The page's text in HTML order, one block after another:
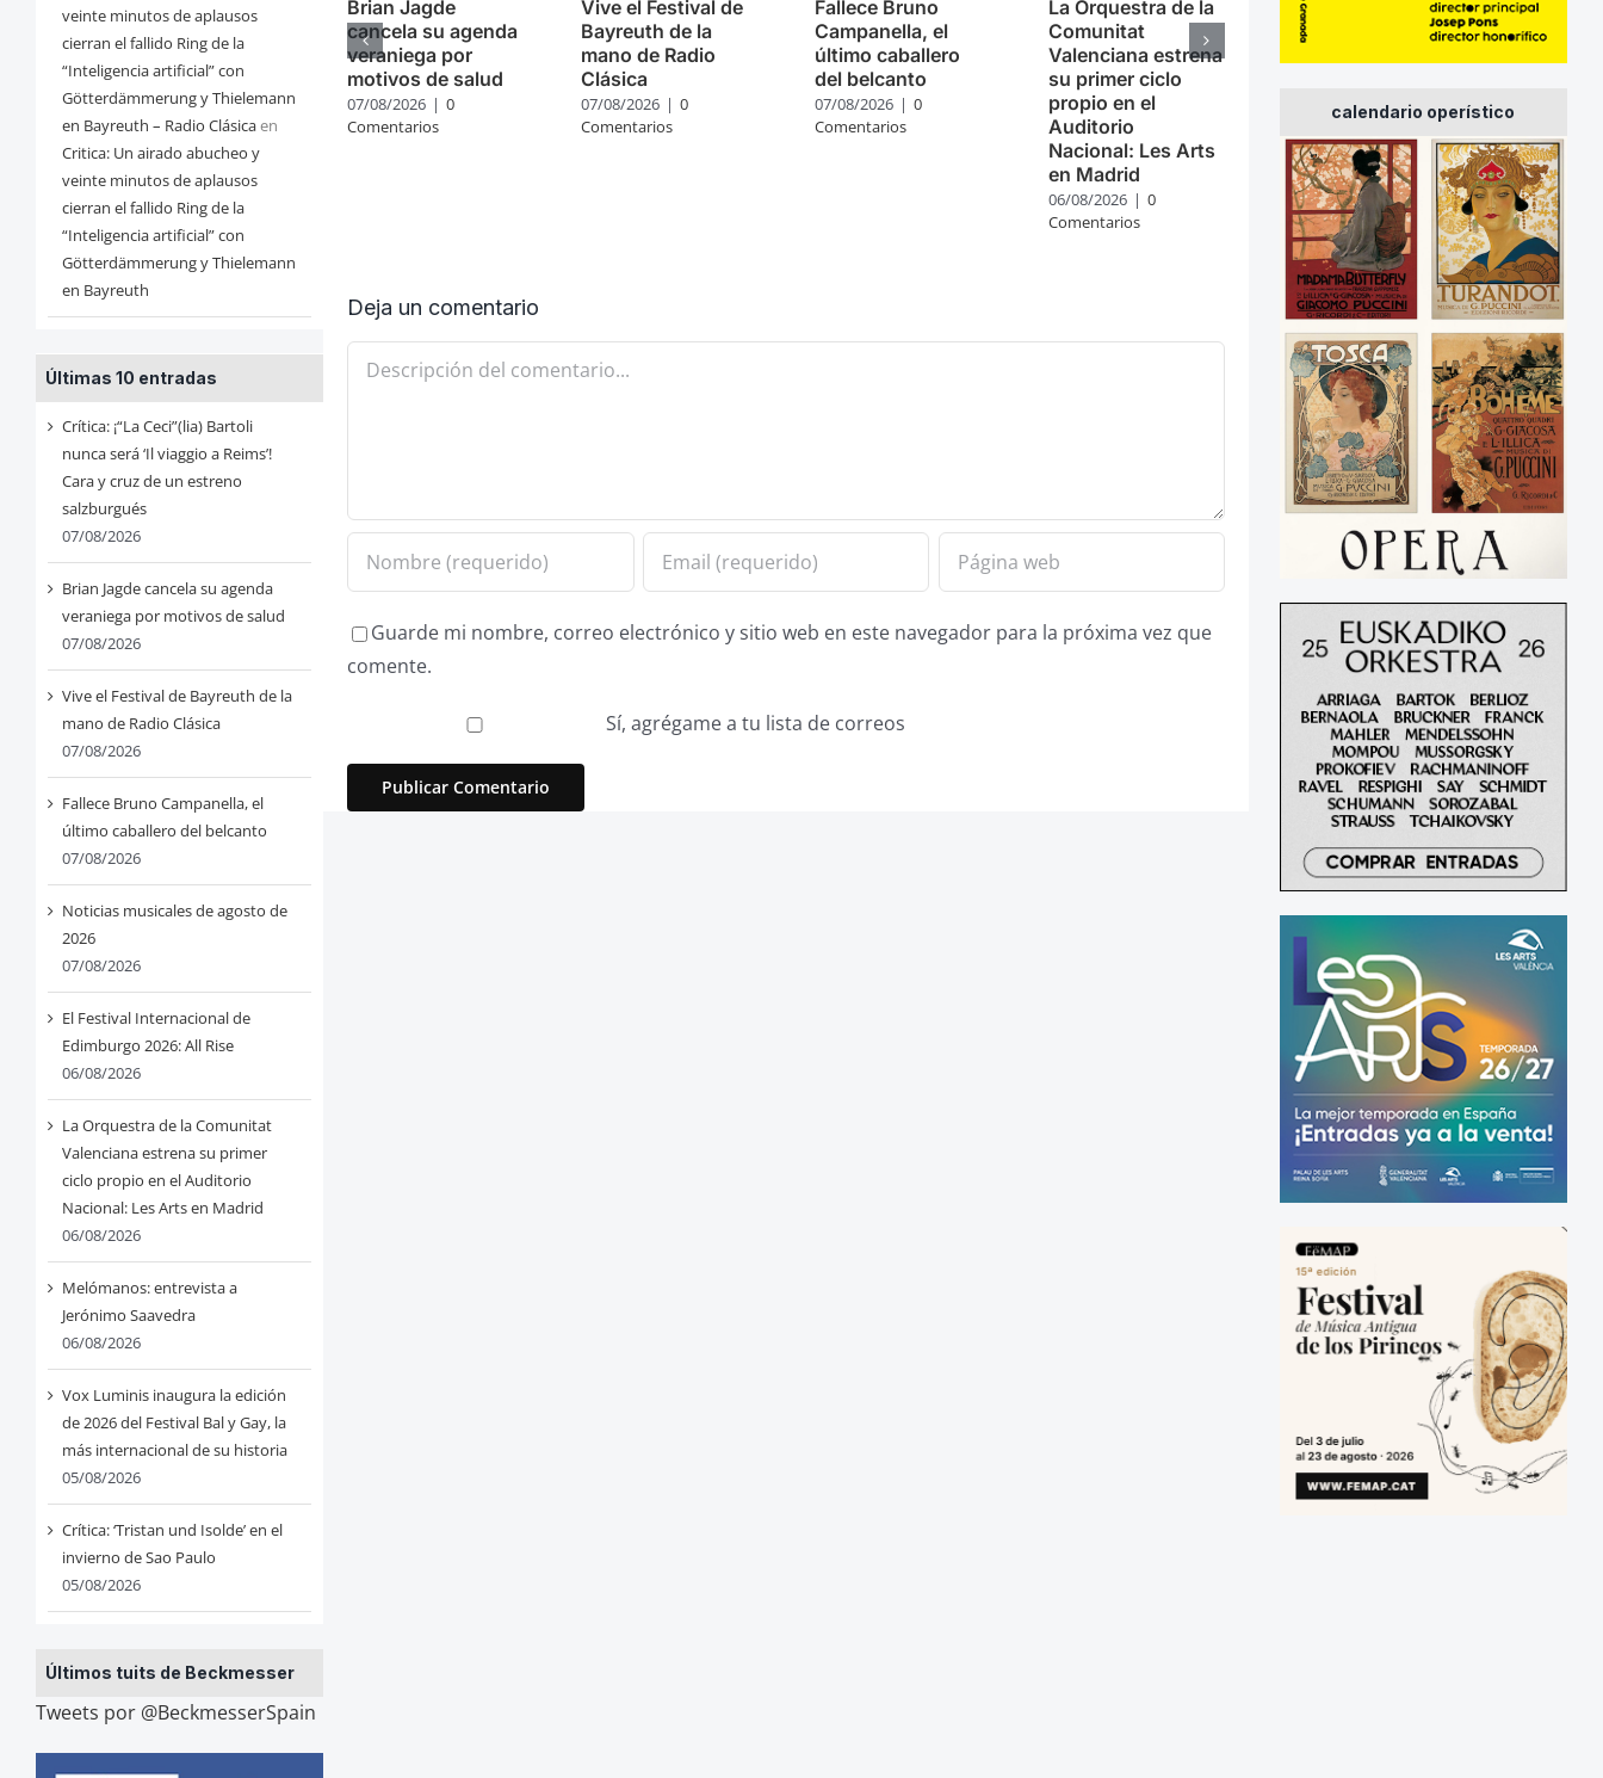
veinte minutos de aplausos
cierran el fallido Ring de la
“Inteligencia artificial” con
Götterdämmerung y Thielemann
en Bayreuth – Radio Clásicaen
Critica: Un airado abucheo y
veinte minutos de aplausos
cierran el fallido Ring de la
“Inteligencia artificial” con
Götterdämmerung y Thielemann
en Bayreuth
Últimas 10 entradas
Crítica: ¡“La Ceci”(lia) Bartoli
nunca será ‘Il viaggio a Reims’!
Cara y cruz de un estreno
salzburgués
07/08/2026
Brian Jagde cancela su agenda
veraniega por motivos de salud
07/08/2026
Vive el Festival de Bayreuth de la
mano de Radio Clásica
07/08/2026
Fallece Bruno Campanella, el
último caballero del belcanto
07/08/2026
Noticias musicales de agosto de
2026
07/08/2026
El Festival Internacional de
Edimburgo 2026: All Rise
06/08/2026
La Orquestra de la Comunitat
Valenciana estrena su primer
ciclo propio en el Auditorio
Nacional: Les Arts en Madrid
06/08/2026
Melómanos: entrevista a
Jerónimo Saavedra
06/08/2026
Vox Luminis inaugura la edición
de 2026 del Festival Bal y Gay, la
más internacional de su historia
05/08/2026
Crítica: ‘Tristan und Isolde’ en el
invierno de Sao Paulo
05/08/2026
Últimos tuits de Beckmesser
Tweets por @BeckmesserSpain
Brian Jagde
cancela su agenda
veraniega por
motivos de salud
07/08/2026 | 0
Comentarios
Vive el Festival de
Bayreuth de la
mano de Radio
Clásica
07/08/2026 | 0
Comentarios
Fallece Bruno
Campanella, el
último caballero
del belcanto
07/08/2026 | 0
Comentarios
La Orquestra de la
Comunitat
Valenciana estrena
su primer ciclo
propio en el
Auditorio
Nacional: Les Arts
en Madrid
06/08/2026 | 0
Comentarios
Deja un comentario
Comentario
Guarde mi nombre, correo electrónico y sitio web en este navegador para la próxima vez que
comente.
Sí, agrégame a tu lista de correos
calendario operístico